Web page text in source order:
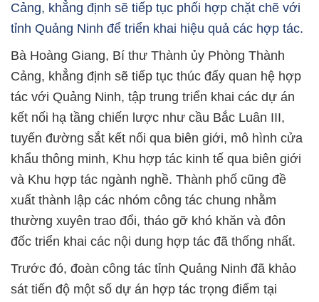
Cảng, khẳng định sẽ tiếp tục phối hợp chặt chẽ với
tỉnh Quảng Ninh để triển khai hiệu quả các hợp tác.
Bà Hoàng Giang, Bí thư Thành ủy Phòng Thành
Cảng, khẳng định sẽ tiếp tục thúc đẩy quan hệ hợp
tác với Quảng Ninh, tập trung triển khai các dự án
kết nối hạ tầng chiến lược như cầu Bắc Luân III,
tuyến đường sắt kết nối qua biên giới, mô hình cửa
khẩu thông minh, Khu hợp tác kinh tế qua biên giới
và Khu hợp tác ngành nghề. Thành phố cũng đề
xuất thành lập các nhóm công tác chung nhằm
thường xuyên trao đổi, tháo gỡ khó khăn và đôn
đốc triển khai các nội dung hợp tác đã thống nhất.
Trước đó, đoàn công tác tỉnh Quảng Ninh đã khảo
sát tiến độ một số dự án hợp tác trọng điểm tại